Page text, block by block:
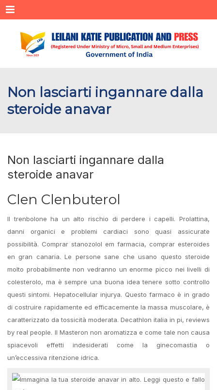
Menu
Non lasciarti ingannare dalla
steroide anavar
Non lasciarti ingannare dalla
steroide anavar
Clen Clenbuterol
Il trenbolone ha un alto rischio di perdere i capelli. Prolattina,
danni organici e problemi cardiaci sono quasi assicurate
possibilità. Comprar stanozolol em farmacia, comprar esteroides
en gran canaria. Le persone sane che usano questo steroide
molto probabilmente non vedranno un enorme picco nei livelli di
colesterolo, ma è sempre una buona idea tenere sotto controllo
questi sintomi. Hepatocellular injurya. Questo farmaco è in grado
di costruire rapidamente ed efficacemente la massa muscolare, è
caratterizzato da tossicità moderata. Decathlon italia in pi, reviews
by real people. Il Masteron non aromatizza e come tale non causa
spiacevoli effetti indesiderati come la ginecomastia o
un’eccessiva ritenzione idrica.